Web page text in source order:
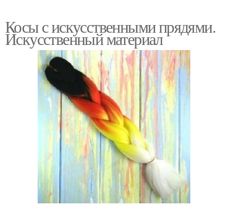
Косы с искусственными прядями.
Искусственный материал